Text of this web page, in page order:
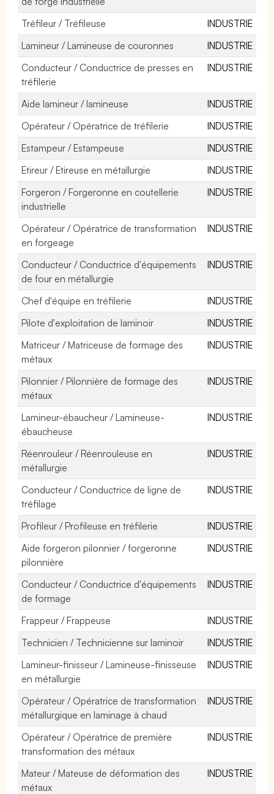
Tréfileur / Tréfileuse
INDUSTRIE
Lamineur / Lamineuse de couronnes
INDUSTRIE
Conducteur / Conductrice de presses en
tréfilerie
INDUSTRIE
Aide lamineur / lamineuse
INDUSTRIE
Opérateur / Opératrice de tréfilerie
INDUSTRIE
Estampeur / Estampeuse
INDUSTRIE
Etireur / Etireuse en métallurgie
INDUSTRIE
Forgeron / Forgeronne en coutellerie
industrielle
INDUSTRIE
Opérateur / Opératrice de transformation
en forgeage
INDUSTRIE
Conducteur / Conductrice d'équipements
de four en métallurgie
INDUSTRIE
Chef d'équipe en tréfilerie
INDUSTRIE
Pilote d'exploitation de laminoir
INDUSTRIE
Matriceur / Matriceuse de formage des
métaux
INDUSTRIE
Pilonnier / Pilonnière de formage des
métaux
INDUSTRIE
Lamineur-ébaucheur / Lamineuse-
ébaucheuse
INDUSTRIE
Réenrouleur / Réenrouleuse en
métallurgie
INDUSTRIE
Conducteur / Conductrice de ligne de
tréfilage
INDUSTRIE
Profileur / Profileuse en tréfilerie
INDUSTRIE
Aide forgeron pilonnier / forgeronne
pilonnière
INDUSTRIE
Conducteur / Conductrice d'équipements
de formage
INDUSTRIE
Frappeur / Frappeuse
INDUSTRIE
Technicien / Technicienne sur laminoir
INDUSTRIE
Lamineur-finisseur / Lamineuse-finisseuse
en métallurgie
INDUSTRIE
Opérateur / Opératrice de transformation
métallurgique en laminage à chaud
INDUSTRIE
Opérateur / Opératrice de première
transformation des métaux
INDUSTRIE
Mateur / Mateuse de déformation des
métaux
INDUSTRIE